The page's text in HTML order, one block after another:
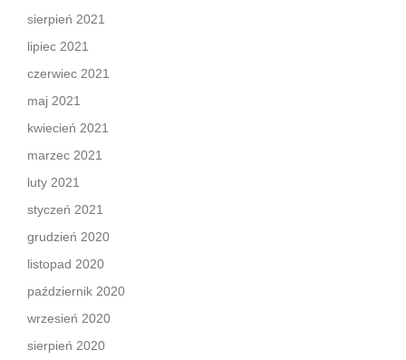
sierpień 2021
lipiec 2021
czerwiec 2021
maj 2021
kwiecień 2021
marzec 2021
luty 2021
styczeń 2021
grudzień 2020
listopad 2020
październik 2020
wrzesień 2020
sierpień 2020